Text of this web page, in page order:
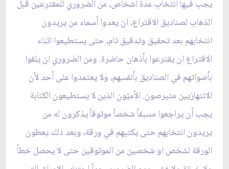
يجب فيها انتخاب عدة أشخاص، من الضروري للمقترعين قبل
الذهاب لصناديق الاقتراع، ان يعدوا أسماء من يريدون
انتخابهم بعد تحقيق وتدقيق تام، حتى يستطيعوا اثناء
الاقتراع ان يقترعوا بأذهان حاضرة. ومن الضروري ان يلقوا
بأصواتهم في الصناديق بأنفسهم، ولا يعتمدوا على أحد لأن
الانتهازيين متبرصون. الأميّون الذين لا يستطيعون الكتابة
يجب أن يراجعوا مسبقاً شخصاً موثوقاً يذكرون له من
يريدون انتخابهم حتى يكتبهم في ورقة، وبعد ذلك يعطون
الورقة لشخص او شخصين من الموثوقين حتى لا يحصل خطأ